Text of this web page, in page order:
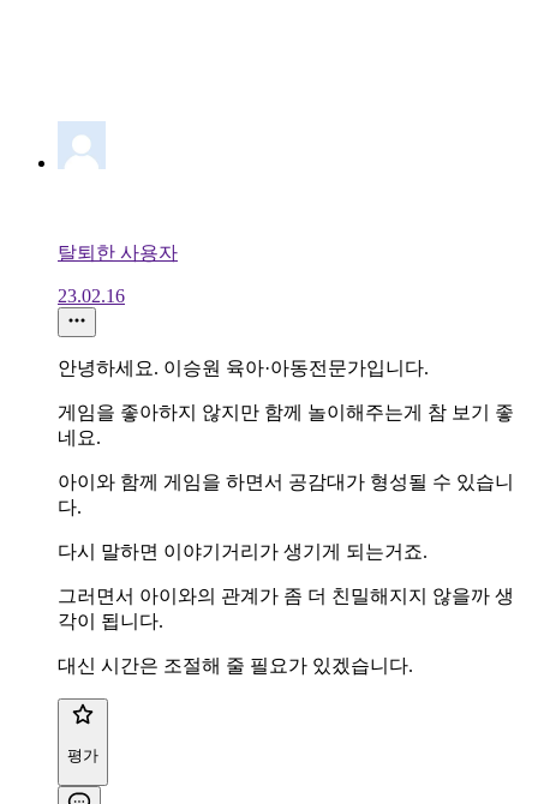
탈퇴한 사용자
23.02.16
안녕하세요. 이승원 육아·아동전문가입니다.
게임을 좋아하지 않지만 함께 놀이해주는게 참 보기 좋
네요.
아이와 함께 게임을 하면서 공감대가 형성될 수 있습니
다.
다시 말하면 이야기거리가 생기게 되는거죠.
그러면서 아이와의 관계가 좀 더 친밀해지지 않을까 생
각이 됩니다.
대신 시간은 조절해 줄 필요가 있겠습니다.
평가